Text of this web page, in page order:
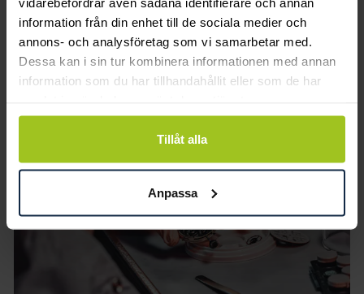
information från din enhet till de sociala medier och
annons- och analysföretag som vi samarbetar med.
Dessa kan i sin tur kombinera informationen med annan
information som du har tillhandahållit eller som de har
Tillåt alla
Anpassa